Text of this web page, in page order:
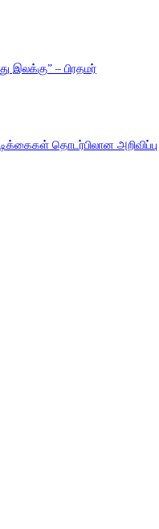
– பிரதமர்
தொடர்பிலான அறிவிப்பு